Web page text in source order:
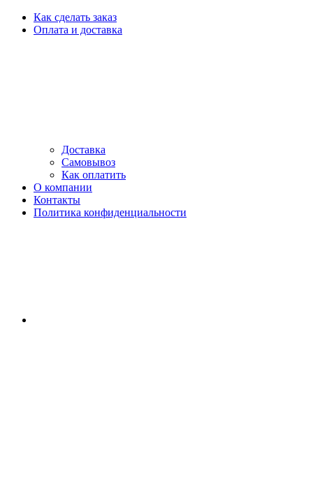
Как сделать заказ
Оплата и доставка
Доставка
Самовывоз
Как оплатить
О компании
Контакты
Политика конфиденциальности